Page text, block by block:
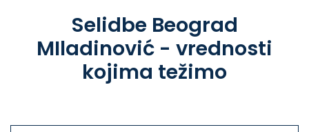
Selidbe Beograd
MIladinović - vrednosti
kojima težimo